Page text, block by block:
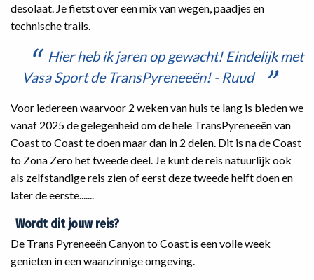
desolaat. Je fietst over een mix van wegen, paadjes en
technische trails.
Hier heb ik jaren op gewacht! Eindelijk met
Vasa Sport de TransPyreneeën! - Ruud
Voor iedereen waarvoor 2 weken van huis te lang is bieden we
vanaf 2025 de gelegenheid om de hele TransPyreneeën van
Coast to Coast te doen maar dan in 2 delen. Dit is na de Coast
to Zona Zero het tweede deel. Je kunt de reis natuurlijk ook
als zelfstandige reis zien of eerst deze tweede helft doen en
later de eerste.......
Wordt dit jouw reis?
De Trans Pyreneeën Canyon to Coast is een volle week
genieten in een waanzinnige omgeving.